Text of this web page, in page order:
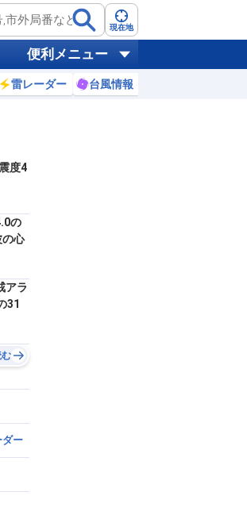
現在地
便利メニュー
雷レーダー 台風情報
度4
の
心
アラ
31
ダー